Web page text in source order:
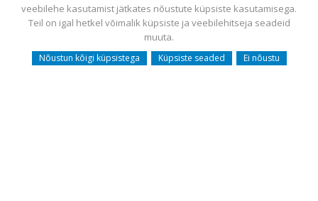
Utiliseerimine
Sisukaart
Webmail